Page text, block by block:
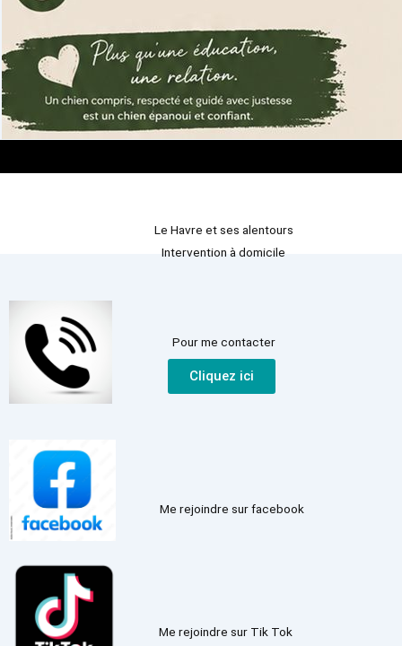
Le Havre et ses alentours
Intervention à domicile
Cliquez ici
Pour me contacter
Me rejoindre sur facebook
Me rejoindre sur Tik Tok